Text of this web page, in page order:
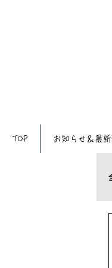
TOP お知らせ＆最